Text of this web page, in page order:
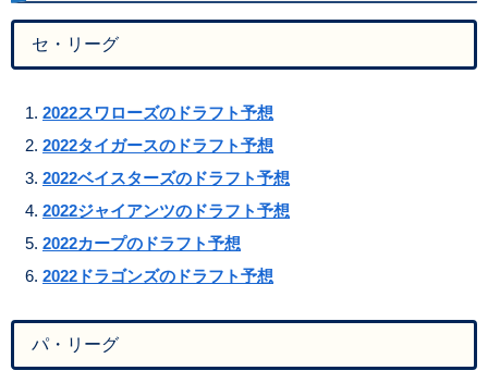
セ・リーグ
2022スワローズのドラフト予想
2022タイガースのドラフト予想
2022ベイスターズのドラフト予想
2022ジャイアンツのドラフト予想
2022カープのドラフト予想
2022ドラゴンズのドラフト予想
パ・リーグ